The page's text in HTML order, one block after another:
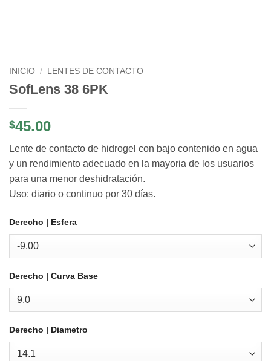
INICIO / LENTES DE CONTACTO
SofLens 38 6PK
$45.00
Lente de contacto de hidrogel con bajo contenido en agua
y un rendimiento adecuado en la mayoria de los usuarios
para una menor deshidratación.
Uso: diario o continuo por 30 días.
Derecho | Esfera
Derecho | Curva Base
Derecho | Diametro